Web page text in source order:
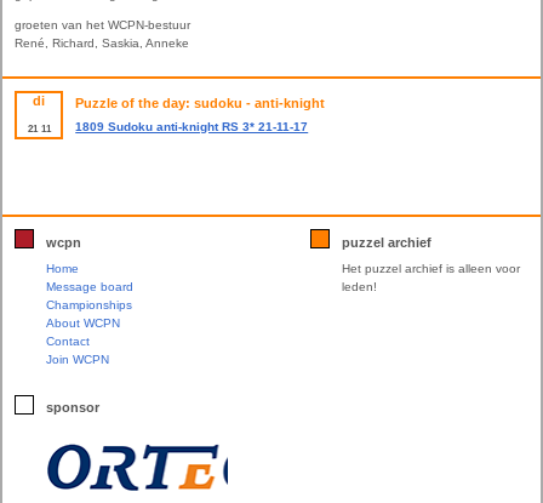
groeten van het WCPN-bestuur
René, Richard, Saskia, Anneke
di
21 11
Puzzle of the day: sudoku - anti-knight
1809 Sudoku anti-knight RS 3* 21-11-17
wcpn
Home
Message board
Championships
About WCPN
Contact
Join WCPN
sponsor
puzzel archief
Het puzzel archief is alleen voor
leden!